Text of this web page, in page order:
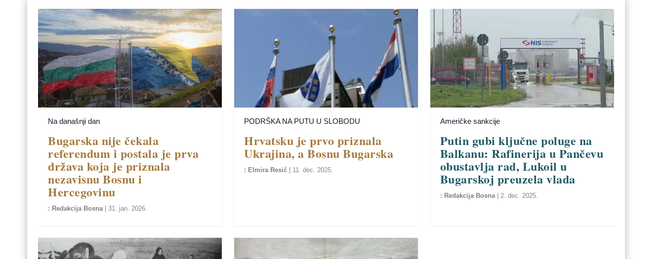
Na današnji dan
Bugarska nije čekala
referendum i postala je prva
država koja je priznala
nezavisnu Bosnu i
Hercegovinu
Redakcija Bosna |31. jan. 2026.
PODRŠKA NA PUTU U SLOBODU
Hrvatsku je prvo priznala
Ukrajina, a Bosnu Bugarska
Elmira Resić | 11. dec. 2025.
Američke sankcije
Putin gubi ključne poluge na
Balkanu: Rafinerija u Pančevu
obustavlja rad, Lukoil u
Bugarskoj preuzela vlada
Redakcija Bosna| 2. dec. 2025.